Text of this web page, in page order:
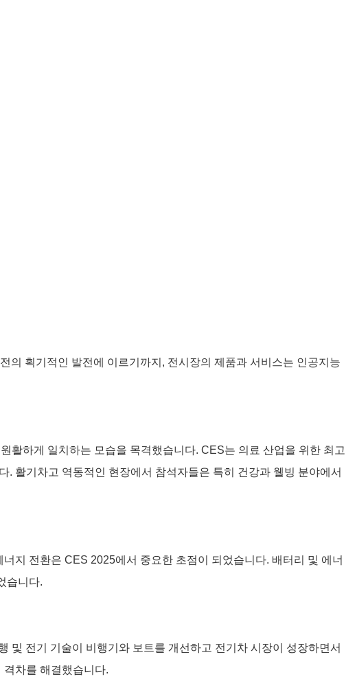
의 획기적인 발전에 이르기까지, 전시장의 제품과 서비스는 인공지능
활하게 일치하는 모습을 목격했습니다. CES는 의료 산업을 위한 최고
. 활기차고 역동적인 현장에서 참석자들은 특히 건강과 웰빙 분야에서
지 전환은 CES 2025에서 중요한 초점이 되었습니다. 배터리 및 에너
습니다.
및 전기 기술이 비행기와 보트를 개선하고 전기차 시장이 성장하면서
차를 해결했습니다.